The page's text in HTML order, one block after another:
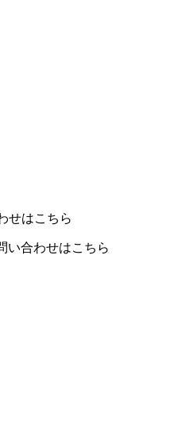
せはこちら
い合わせはこちら